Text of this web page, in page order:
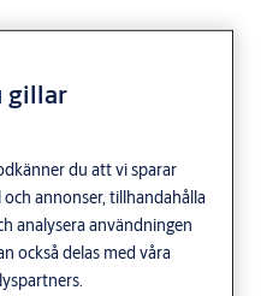
gillar
du att vi sparar
annonser, tillhandahålla
analysera användningen
också delas med våra